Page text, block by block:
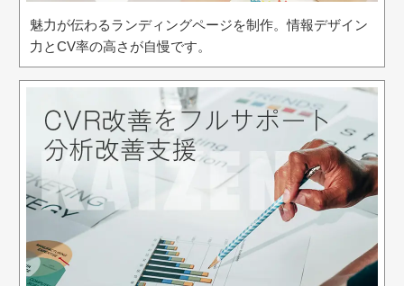
魅力が伝わるランディングページを制作。情報デザイン
力とCV率の高さが自慢です。